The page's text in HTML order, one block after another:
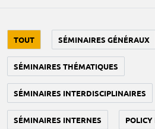
TOUT SÉMINAIRES GÉNÉRAUX
SÉMINAIRES THÉMATIQUES
SÉMINAIRES INTERDISCIPLINAIRES
SÉMINAIRES INTERNES POLICY